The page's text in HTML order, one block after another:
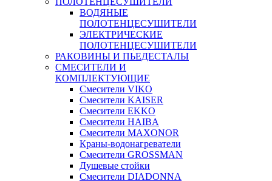
ВОДЯНЫЕ
ПОЛОТЕНЦЕСУШИТЕЛИ
ЭЛЕКТРИЧЕСКИЕ
ПОЛОТЕНЦЕСУШИТЕЛИ
РАКОВИНЫ И ПЬЕДЕСТАЛЫ
СМЕСИТЕЛИ И
КОМПЛЕКТУЮЩИЕ
Смесители VIKO
Смесители KAISER
Смесители EKKO
Смесители HAIBA
Смесители MAXONOR
Краны-водонагреватели
Смесители GROSSMAN
Душевые стойки
Смесители DIADONNA